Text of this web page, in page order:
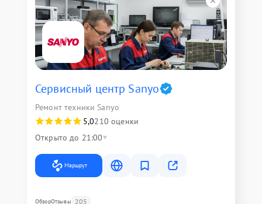
Сервисный центр Sanyo
Ремонт техники Sanyo
5,0210 оценки
Открыто до 21:00
Маршрут
ОбзорОтзывы 205